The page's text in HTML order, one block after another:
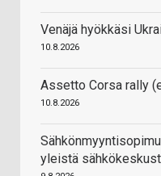
Venäjä hyökkäsi
10.8.2026
Assetto Corsa rally
10.8.2026
yleistä